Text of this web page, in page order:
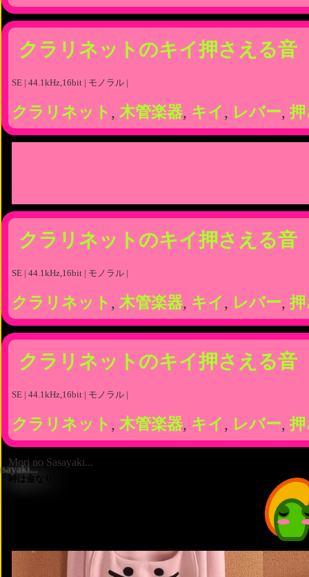
クラリネットのキイ押さえる音
SE | 44.1kHz,16bit | モノラル |
クラリネット , 木管楽器, キイ , レバー,
クラリネットのキイ押さえる音
SE | 44.1kHz,16bit | モノラル |
クラリネット , 木管楽器, キイ , レバー,
クラリネットのキイ押さえる音
SE | 44.1kHz,16bit | モノラル |
クラリネット , 木管楽器, キイ , レバー,
Mori no Sasayaki...
時は金なり